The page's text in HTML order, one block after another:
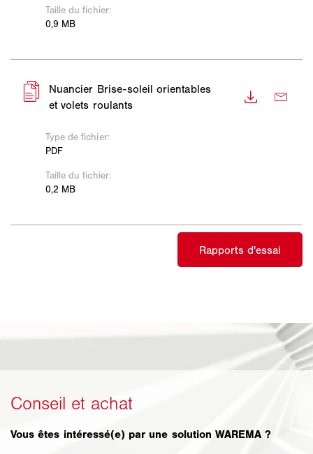
Vous êtes intéressé(e) par une solution WAREMA ?